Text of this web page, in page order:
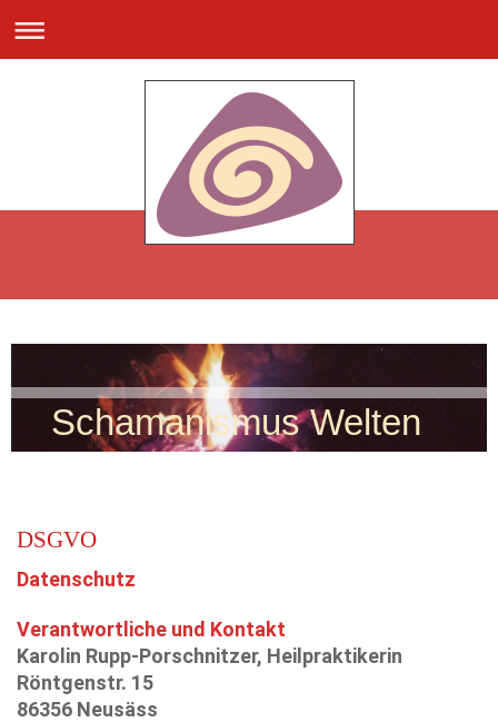
Schamanismus Welten
DSGVO
Datenschutz
Verantwortliche und Kontakt
Karolin Rupp-Porschnitzer, Heilpraktikerin
Röntgenstr. 15
86356 Neusäss